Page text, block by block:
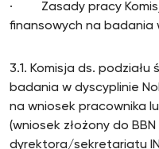
· Zasady pracy Komisji
finansowych na badania
3.1. Komisja ds.
badania w dyscyplinie
na wniosek pracownika
(wniosek złożony do
dyrektora/sekretariatu